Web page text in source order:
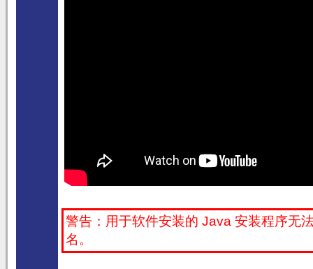
警告：用于软件安装的 Java 安装程序无
名。